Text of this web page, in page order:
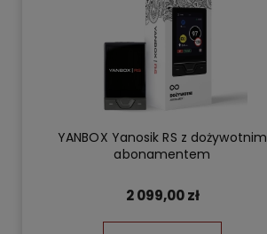
YANBOX Yanosik RS z dożywotnim
abonamentem
2 099,00 zł